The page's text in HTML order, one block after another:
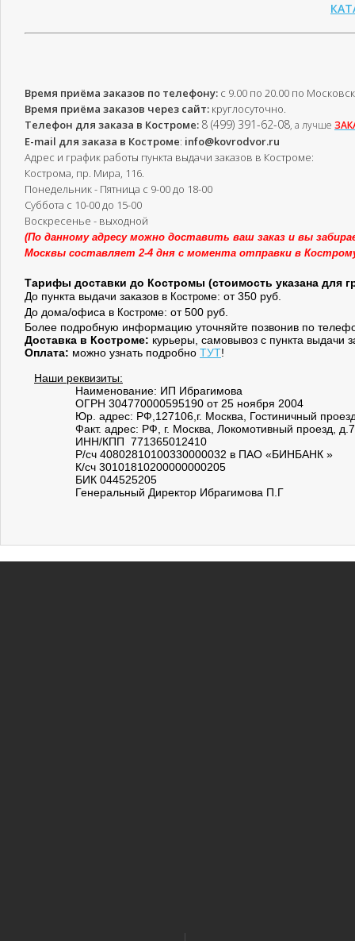
Время приёма заказов по телефону: с 9.00 по 20.00 по
Время приёма заказов через сайт: круглосуточно.
Телефон для заказа в Костроме: 8 (499) 391-62-08, а лучше
E-mail для заказа в Костроме: info@kovrodvor.ru
Адрес и график работы пункта выдачи заказов в Костроме:
Кострома, пр. Мира, 116.
Понедельник - Пятница с 9-00 до 18-00
Суббота с 10-00 до 15-00
Воскресенье - выходной
(По данному адресу можно доставить ваш заказ и вы
Москвы составляет 2-4 дня с момента отправки в
Тарифы доставки до Костромы (стоимость указана для
До пункта выдачи заказов в Костроме: от 350 руб.
До дома/офиса в Костроме: от 500 руб.
Более подробную информацию уточняйте позвонив по
Доставка в Костроме: курьеры, самовывоз с пункта выдачи
Оплата: можно узнать подробно ТУТ!
Наши реквизиты:
Наименование: ИП Ибрагимова
ОГРН 304770000595190 от 25 ноября 2004
Юр. адрес: РФ,127106,г. Москва, Гостиничный
Факт. адрес: РФ, г. Москва, Локомотивный проезд, д.7
ИНН/КПП 771365012410
Р/сч 40802810100330000032 в ПАО «БИНБАНК »
К/сч 30101810200000000205
БИК 044525205
Генеральный Директор Ибрагимова П.Г